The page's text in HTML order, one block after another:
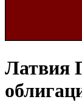
Латвия